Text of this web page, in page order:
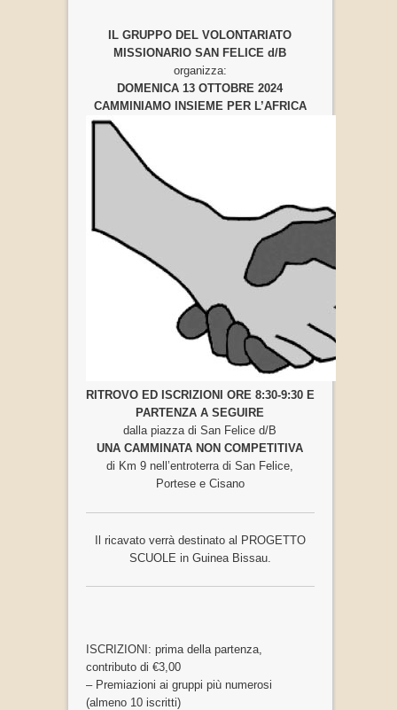
IL GRUPPO DEL VOLONTARIATO
MISSIONARIO SAN FELICE d/B
organizza:
DOMENICA 13 OTTOBRE 2024
CAMMINIAMO INSIEME PER L’AFRICA
RITROVO ED ISCRIZIONI ORE 8:30-9:30 E
PARTENZA A SEGUIRE
dalla piazza di San Felice d/B
UNA CAMMINATA NON COMPETITIVA
di Km 9 nell’entroterra di San Felice,
Portese e Cisano
Il ricavato verrà destinato al PROGETTO
SCUOLE in Guinea Bissau.
ISCRIZIONI: prima della partenza,
contributo di €3,00
– Premiazioni ai gruppi più numerosi
(almeno 10 iscritti)